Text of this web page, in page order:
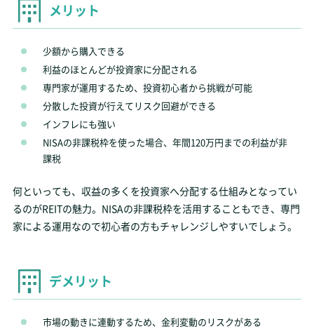
メリット
少額から購入できる
利益のほとんどが投資家に分配される
専門家が運用するため、投資初心者から挑戦が可能
分散した投資が行えてリスク回避ができる
インフレにも強い
NISAの非課税枠を使った場合、年間120万円までの利益が非
課税
何といっても、収益の多くを投資家へ分配する仕組みとなってい
るのがREITの魅力。NISAの非課税枠を活用することもでき、専門
家による運用なので初心者の方もチャレンジしやすいでしょう。
デメリット
市場の動きに連動するため、金利変動のリスクがある